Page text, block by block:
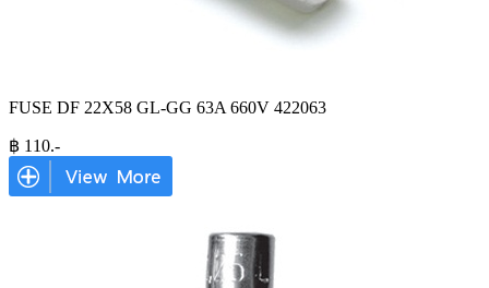
FUSE DF 22X58 GL-GG 63A 660V 422063
฿ 110.-